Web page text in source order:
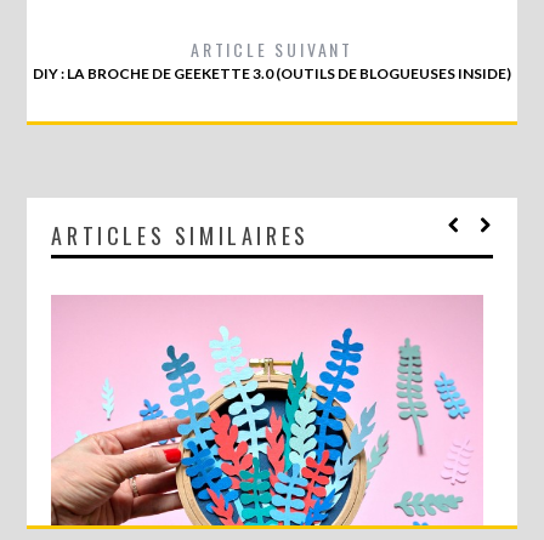
ARTICLE SUIVANT
DIY : LA BROCHE DE GEEKETTE 3.0 (OUTILS DE BLOGUEUSES INSIDE)
ARTICLES SIMILAIRES